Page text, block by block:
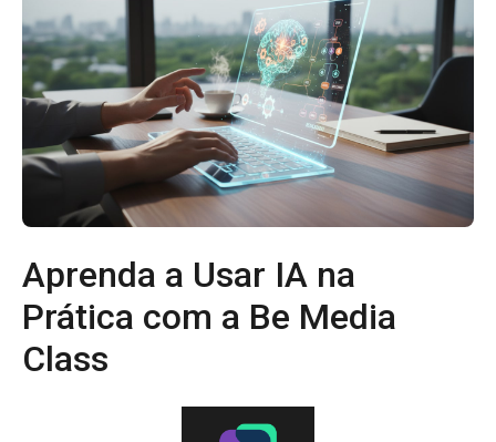
Aprenda a Usar IA na
Prática com a Be Media
Class